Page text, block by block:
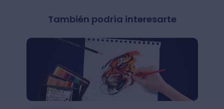
También podría interesarte